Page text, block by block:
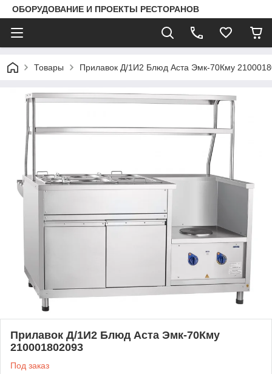
ОБОРУДОВАНИЕ И ПРОЕКТЫ РЕСТОРАНОВ
Товары Прилавок Д/1И2 Блюд Аста Эмк-70Кму
Прилавок Д/1И2 Блюд Аста Эмк-70Кму
210001802093
Под заказ